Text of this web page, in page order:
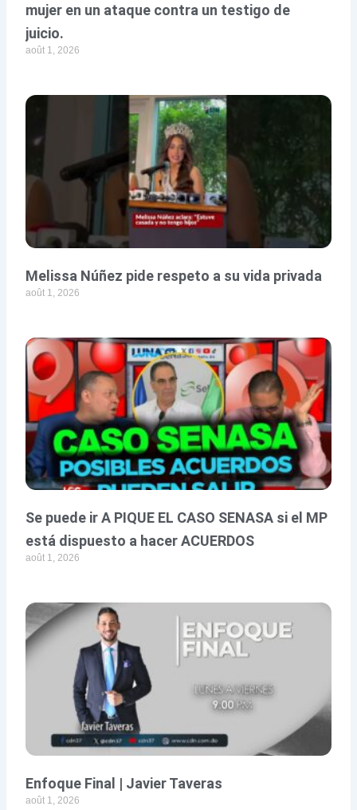
mujer en un ataque contra un testigo de
juicio.
août 1, 2026
Melissa Núñez pide respeto a su vida privada
août 1, 2026
Se puede ir A PIQUE EL CASO SENASA si el MP
está dispuesto a hacer ACUERDOS
août 1, 2026
Enfoque Final | Javier Taveras
août 1, 2026